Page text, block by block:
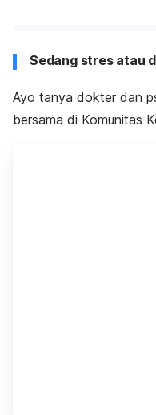
Sedang stres atau
Ayo tanya dokter dan
bersama di Komunitas